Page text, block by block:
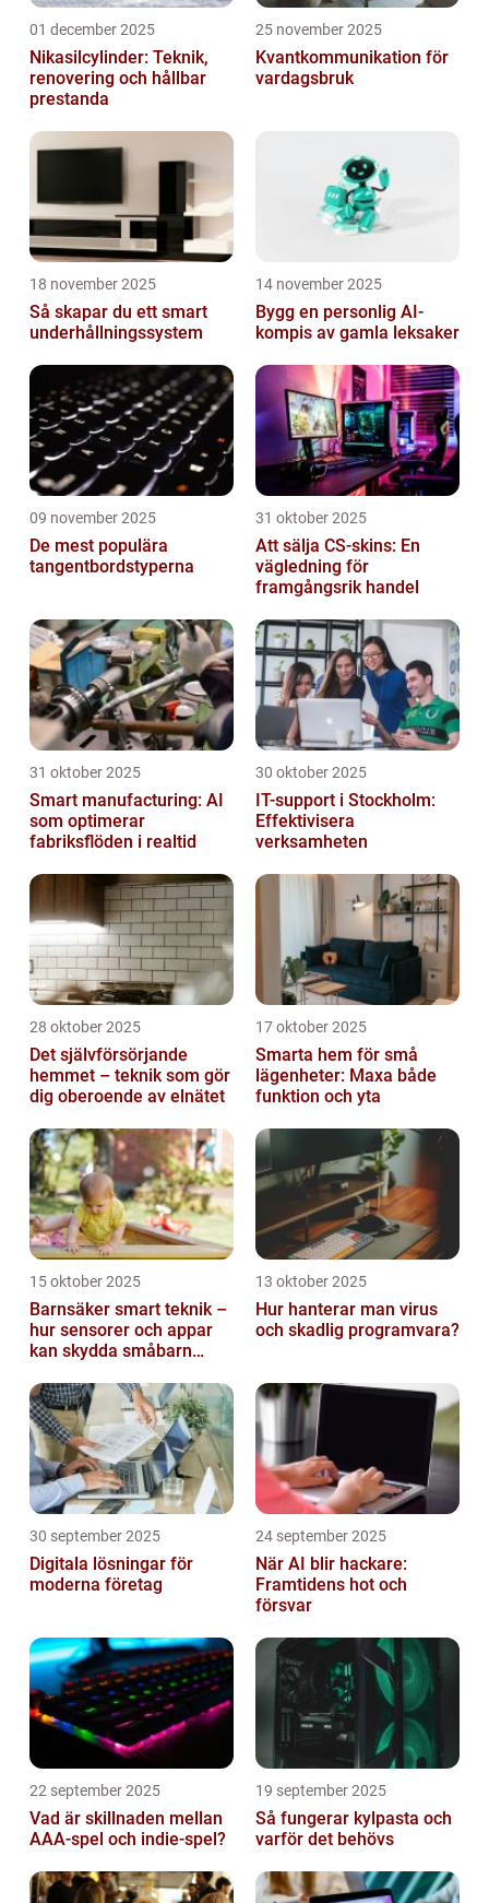
01 december 2025
Nikasilcylinder: Teknik,
renovering och hållbar
prestanda
25 november 2025
Kvantkommunikation för
vardagsbruk
18 november 2025
Så skapar du ett smart
underhållningssystem
14 november 2025
Bygg en personlig AI-
kompis av gamla leksaker
09 november 2025
De mest populära
tangentbordstyperna
31 oktober 2025
Att sälja CS-skins: En
vägledning för
framgångsrik handel
31 oktober 2025
Smart manufacturing: AI
som optimerar
fabriksflöden i realtid
30 oktober 2025
IT-support i Stockholm:
Effektivisera
verksamheten
28 oktober 2025
Det självförsörjande
hemmet – teknik som gör
dig oberoende av elnätet
17 oktober 2025
Smarta hem för små
lägenheter: Maxa både
funktion och yta
15 oktober 2025
Barnsäker smart teknik –
hur sensorer och appar
kan skydda småbarn
13 oktober 2025
Hur hanterar man virus
och skadlig programvara?
30 september 2025
Digitala lösningar för
moderna företag
24 september 2025
När AI blir hackare:
Framtidens hot och
försvar
22 september 2025
Vad är skillnaden mellan
AAA-spel och indie-spel?
19 september 2025
Så fungerar kylpasta och
varför det behövs